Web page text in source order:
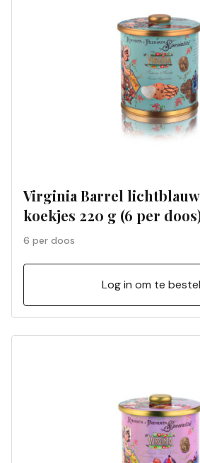
Virginia Barrel
koekjes 220 g (6 per
6 per doos
Log in om te